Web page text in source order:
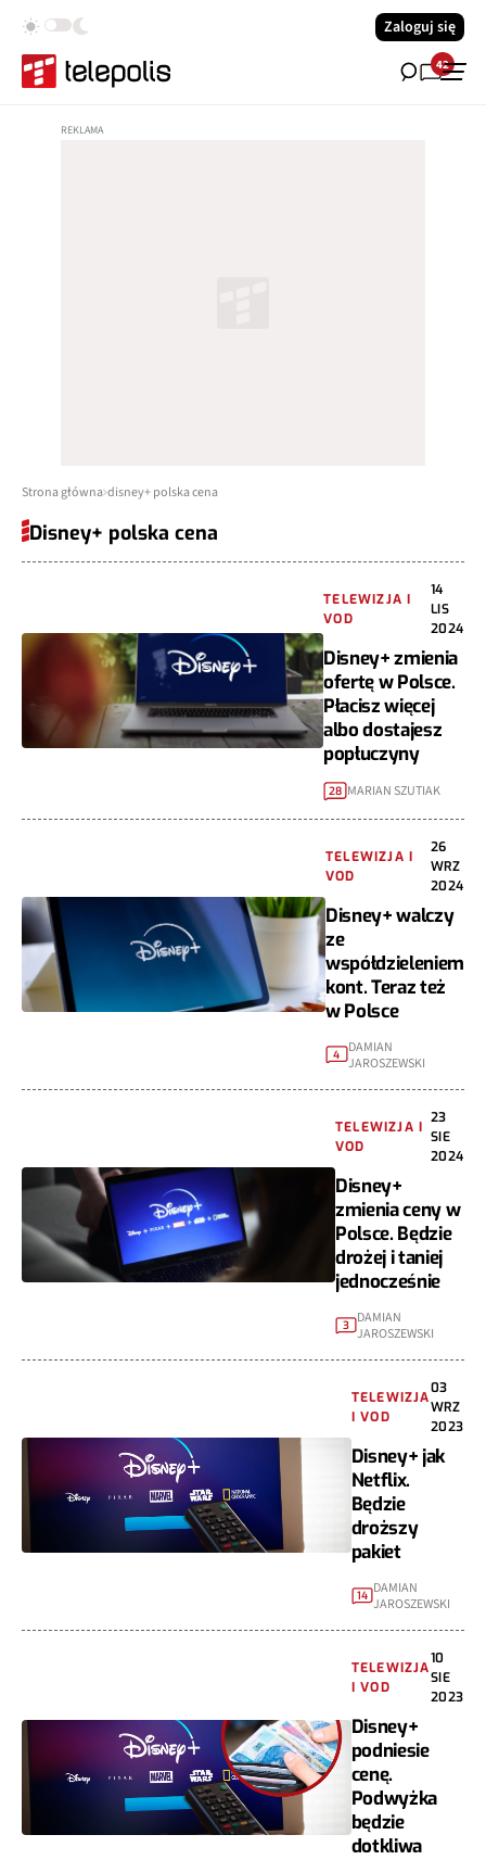
Zaloguj się
42
Strona główna disney+ polska cena
Disney+ polska cena
TELEWIZJA I
VOD
14
LIS
2024
Disney+ zmienia
ofertę w Polsce.
Płacisz więcej
albo dostajesz
popłuczyny
28 MARIAN SZUTIAK
TELEWIZJA I
VOD
26
WRZ
2024
Disney+ walczy
ze
współdzieleniem
kont. Teraz też
w Polsce
4 DAMIAN
JAROSZEWSKI
TELEWIZJA I
VOD
23
SIE
2024
Disney+
zmienia ceny w
Polsce. Będzie
drożej i taniej
jednocześnie
3 DAMIAN
JAROSZEWSKI
TELEWIZJA
I VOD
03
WRZ
2023
Disney+ jak
Netflix.
Będzie
droższy
pakiet
14 DAMIAN
JAROSZEWSKI
TELEWIZJA
I VOD
10
SIE
2023
Disney+
podniesie
cenę.
Podwyżka
będzie
dotkliwa